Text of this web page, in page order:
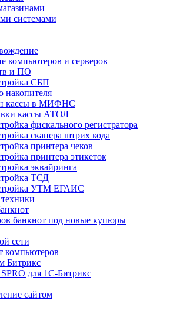
системами
компьютеров и серверов
и ПО
СБП
накопителя
кассы в МИФНС
кассы АТОЛ
фискального регистратора
сканера штрих кода
принтера чеков
принтера этикеток
эквайринга
ТСД
УТМ ЕГАИС
банкнот под новые купюры
сети
компьютеров
Битрикс
для 1С-Битрикс
сайтом